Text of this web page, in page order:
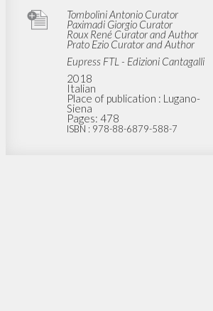
Tombolini Antonio Curator
Paximadi Giorgio Curator
Roux René Curator and Author
Prato Ezio Curator and Author
Eupress FTL - Edizioni Cantagalli
2018
Italian
Place of publication : Lugano-
Siena
Pages: 478
ISBN : 978-88-6879-588-7